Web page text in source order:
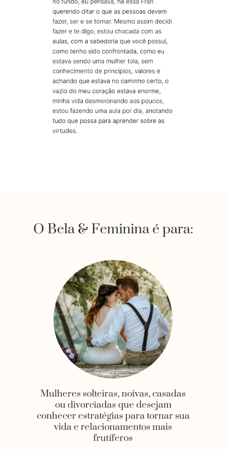
O Bela & Feminina é para:
Mulheres solteiras, noivas, casadas
ou divorciadas que desejam
conhecer estratégias para tornar sua
vida e relacionamentos mais
frutíferos